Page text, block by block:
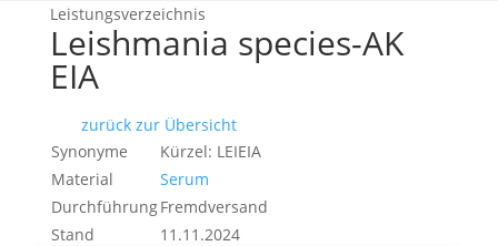
Leistungsverzeichnis
Leishmania species-AK
EIA
zurück zur Übersicht
Synonyme
Kürzel: LEIEIA
Material
Serum
DurchführungFremdversand
Stand
11.11.2024